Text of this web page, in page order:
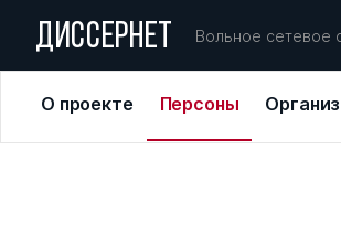
ДИССЕРНЕТ Вольное сетевое
О проекте Персоны